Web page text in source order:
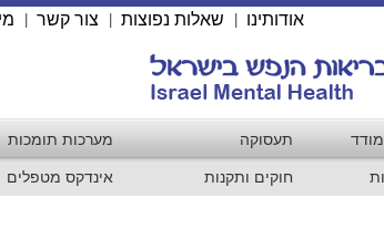
אודותינו שאלות נפוצות צור קשר
תעסוקה מערכות תומכות
חוקים ותקנות אינדקס מטפלים